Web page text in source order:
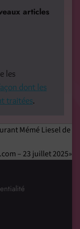
articles
les
dont les
traitées.
Mémé Liesel de
– 23 juillet 2025